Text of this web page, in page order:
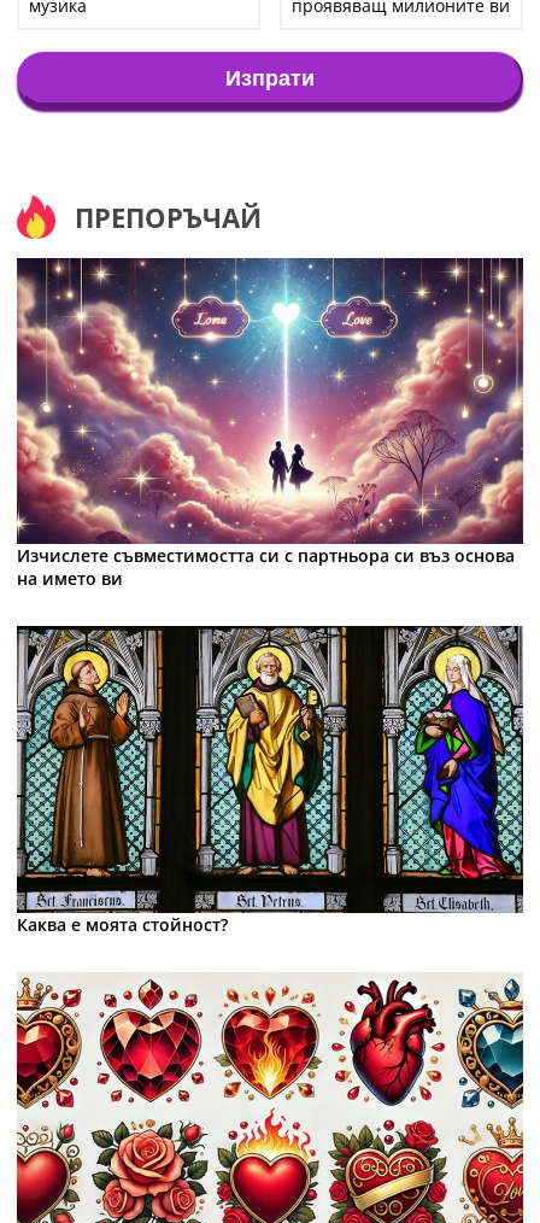
музика проявяващ милионите ви
Изпрати
ПРЕПОРЪЧАЙ
Изчислете съвместимостта си с партньора си въз основа
на името ви
Каква е моята стойност?